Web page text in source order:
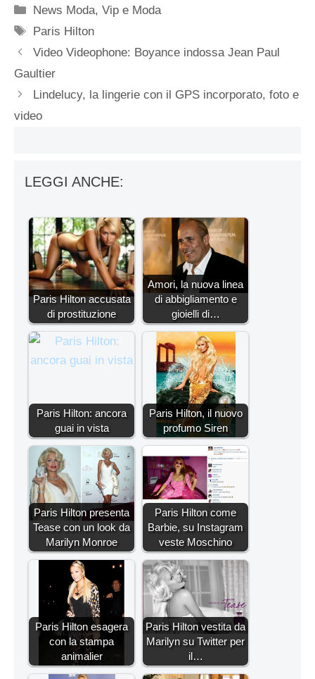
Categorie
News Moda,Vip e Moda
Tag
Paris Hilton
Video Videophone: Boyance indossa Jean Paul
Gaultier
Lindelucy, la lingerie con il GPS incorporato, foto e
video
LEGGI ANCHE:
Paris Hilton accusata
di prostituzione
Amori, la nuova linea
di abbigliamento e
gioielli di…
Paris Hilton: ancora
guai in vista
Paris Hilton, il nuovo
profumo Siren
Paris Hilton presenta
Tease con un look da
Marilyn Monroe
Paris Hilton come
Barbie, su Instagram
veste Moschino
Paris Hilton esagera
con la stampa
animalier
Paris Hilton vestita da
Marilyn su Twitter per
il…